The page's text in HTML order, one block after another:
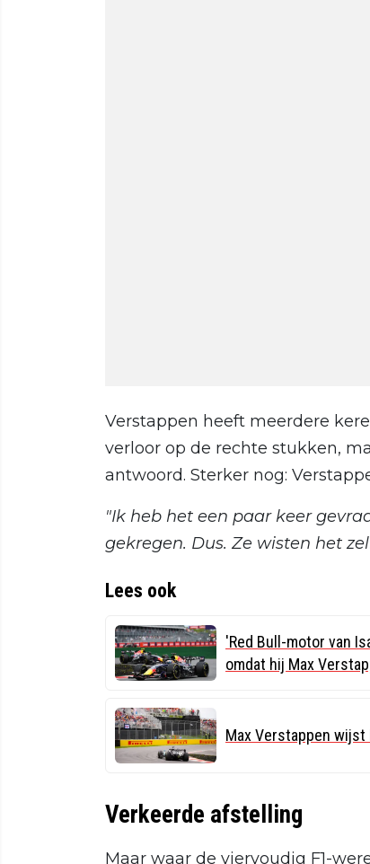
Verstappen heeft meerdere
verloor op de rechte stukken,
antwoord. Sterker nog:
"Ik heb het een paar keer
gekregen. Dus. Ze wisten het
Lees ook
'Red Bull-motor van
omdat hij Max
Max Verstappen wijst
Verkeerde afstelling
Maar waar de viervoudig F1-